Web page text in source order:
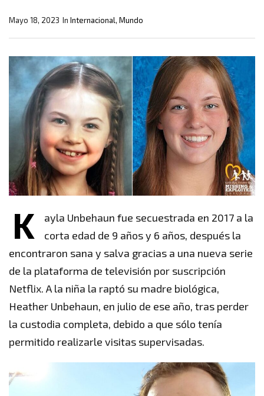
In Internacional, Mundo
Mayo 18, 2023
K
ayla Unbehaun fue secuestrada en 2017 a la
corta edad de 9 años y 6 años, después la
encontraron sana y salva gracias a una nueva serie
de la plataforma de televisión por suscripción
Netflix. A la niña la raptó su madre biológica,
Heather Unbehaun, en julio de ese año, tras perder
la custodia completa, debido a que sólo tenía
permitido realizarle visitas supervisadas.